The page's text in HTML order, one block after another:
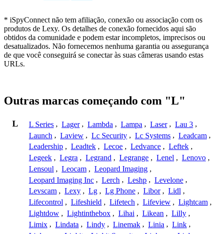
* iSpyConnect não tem afiliação, conexão ou associação com os
produtos de Lexy. Os detalhes de conexão fornecidos aqui são
obtidos da comunidade e podem estar incompletos, imprecisos ou
desatualizados. Não fornecemos nenhuma garantia ou assegurança
de que você conseguirá se conectar às suas câmeras usando estas
URLs.
Outras marcas começando com "L"
L L Series , Lager , Lambda , Lampa , Laser , Lau 3 ,
Launch , Laview , Lc Security , Lc Systems , Leadcam ,
Leadership , Leadtek , Lecoe , Ledvance , Leftek ,
Legeek , Legra , Legrand , Legrange , Lenel , Lenovo ,
Lensoul , Leocam , Leopard Imaging ,
Leopard Imaging Inc , Lerch , Leshp , Levelone ,
Levscam , Lexy , Lg , Lg Phone , Libor , Lidl ,
Lifecontrol , Lifeshield , Lifetech , Lifeview , Lightcam ,
Lightdow , Lightinthebox , Lihai , Likean , Lilly ,
Limix , Lindata , Lindy , Linemak , Linia , Link ,